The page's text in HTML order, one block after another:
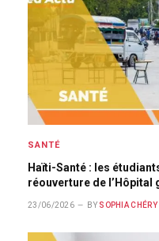
SANTÉ
Haïti-Santé : les
réouverture de l’Hôpital
23/06/2026 BY SOPHIA CHÉRY